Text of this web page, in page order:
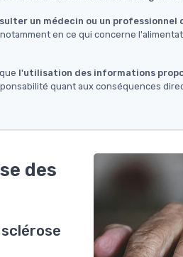
un médecin ou un professionnel
en ce qui concerne
l'utilisation des informations
quant aux conséquences
des